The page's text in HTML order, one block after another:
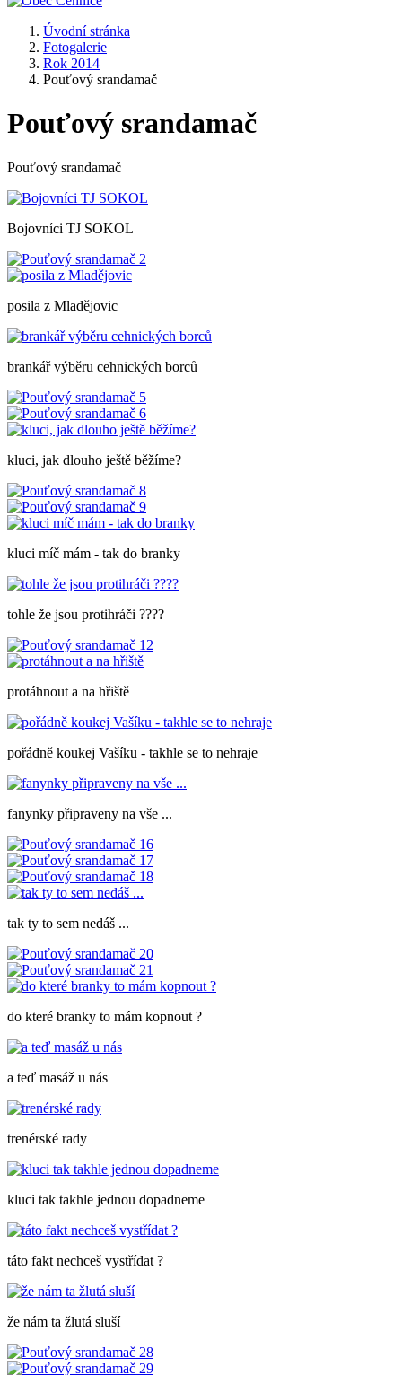
Úvodní stránka
Fotogalerie
Rok 2014
Pouťový srandamač
Pouťový srandamač
Pouťový srandamač
Bojovníci TJ SOKOL
posila z Mladějovic
brankář výběru cehnických borců
kluci, jak dlouho ještě běžíme?
kluci míč mám - tak do branky
tohle že jsou protihráči ????
protáhnout a na hřiště
pořádně koukej Vašíku - takhle se to nehraje
fanynky připraveny na vše ...
tak ty to sem nedáš ...
do které branky to mám kopnout ?
a teď masáž u nás
trenérské rady
kluci tak takhle jednou dopadneme
táto fakt nechceš vystřídat ?
že nám ta žlutá sluší